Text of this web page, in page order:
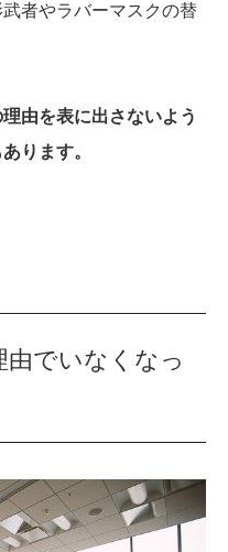
者やラバーマスクの替
由を表に出さないよう
ります。
でいなくなっ